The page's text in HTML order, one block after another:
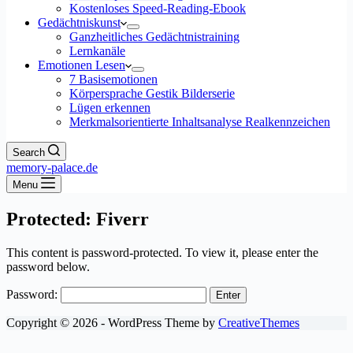
Kostenloses Speed-Reading-Ebook
Gedächtniskunst
Ganzheitliches Gedächtnistraining
Lernkanäle
Emotionen Lesen
7 Basisemotionen
Körpersprache Gestik Bilderserie
Lügen erkennen
Merkmalsorientierte Inhaltsanalyse Realkennzeichen
Search
memory-palace.de
Menu
Protected: Fiverr
This content is password-protected. To view it, please enter the
password below.
Password:
Copyright © 2026 - WordPress Theme by CreativeThemes